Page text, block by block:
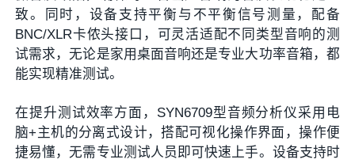
致。同时，设备支持平衡与不平衡信号测量，配备
BNC/XLR卡侬头接口，可灵活适配不同类型音响的测
试需求，无论是家用桌面音响还是专业大功率音箱，都
能实现精准测试。
在提升测试效率方面，SYN6709型音频分析仪采用电
脑+主机的分离式设计，搭配可视化操作界面，操作便
捷易懂，无需专业测试人员即可快速上手。设备支持时